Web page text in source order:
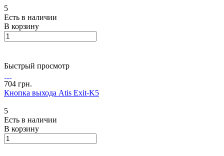
5
Есть в наличии
В корзину
Быстрый просмотр
704 грн.
Кнопка выхода Atis Exit-K5
5
Есть в наличии
В корзину